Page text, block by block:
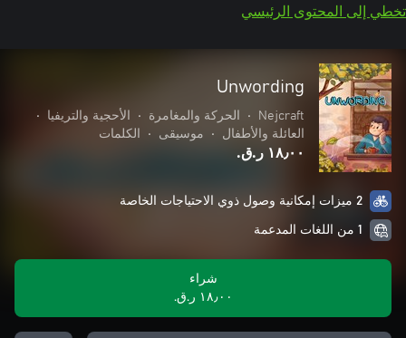
تخطي إلى المحتوى الرئيسي
Unwording
Nejcraft
• الحركة والمغامرة • الأحجية والتريفيا
•
العائلة والأطفال
• موسيقى • الكلمات
١٨٫٠٠ ر.ق.‏
2 ميزات إمكانية وصول ذوي الاحتياجات الخاصة
1 من اللغات المدعمة
شراء
١٨٫٠٠ ر.ق.‏